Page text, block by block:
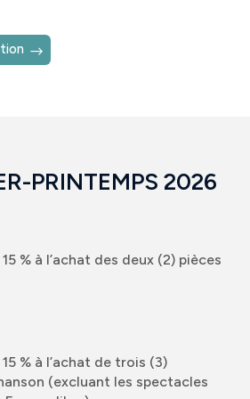
PRINTEMPS 2026
% à l’achat des deux (2) pièces
% à l’achat de trois (3)
(excluant les spectacles